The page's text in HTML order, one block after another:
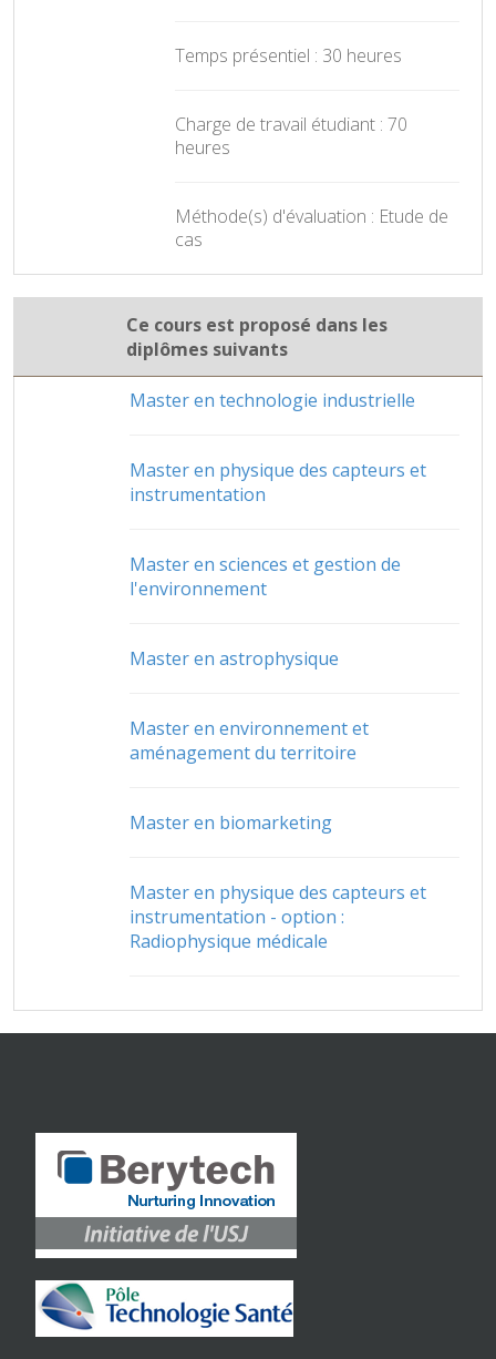
Temps présentiel : 30 heures
Charge de travail étudiant : 70
heures
Méthode(s) d'évaluation : Etude de
cas
Ce cours est proposé dans les
diplômes suivants
Master en technologie industrielle
Master en physique des capteurs et
instrumentation
Master en sciences et gestion de
l'environnement
Master en astrophysique
Master en environnement et
aménagement du territoire
Master en biomarketing
Master en physique des capteurs et
instrumentation - option :
Radiophysique médicale